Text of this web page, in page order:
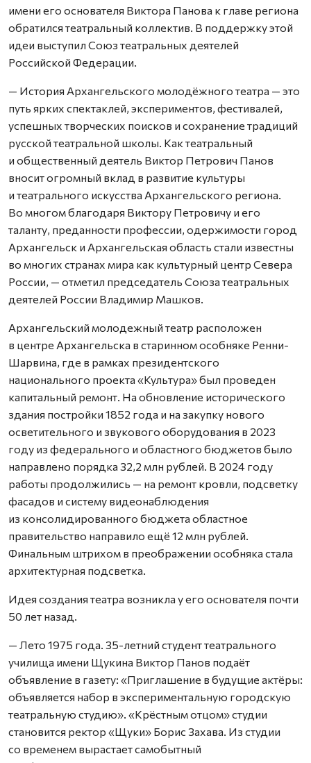
имени его основателя Виктора Панова к главе региона
обратился театральный коллектив. В поддержку этой
идеи выступил Союз театральных деятелей
Российской Федерации.
— История Архангельского молодёжного театра — это
путь ярких спектаклей, экспериментов, фестивалей,
успешных творческих поисков и сохранение традиций
русской театральной школы. Как театральный
и общественный деятель Виктор Петрович Панов
вносит огромный вклад в развитие культуры
и театрального искусства Архангельского региона.
Во многом благодаря Виктору Петровичу и его
таланту, преданности профессии, одержимости город
Архангельск и Архангельская область стали известны
во многих странах мира как культурный центр Севера
России, — отметил председатель Союза театральных
деятелей России Владимир Машков.
Архангельский молодежный театр расположен
в центре Архангельска в старинном особняке Ренни-
Шарвина, где в рамках президентского
национального проекта «Культура» был проведен
капитальный ремонт. На обновление исторического
здания постройки 1852 года и на закупку нового
осветительного и звукового оборудования в 2023
году из федерального и областного бюджетов было
направлено порядка 32,2 млн рублей. В 2024 году
работы продолжились — на ремонт кровли, подсветку
фасадов и систему видеонаблюдения
из консолидированного бюджета областное
правительство направило ещё 12 млн рублей.
Финальным штрихом в преображении особняка стала
архитектурная подсветка.
Идея создания театра возникла у его основателя почти
50 лет назад.
— Лето 1975 года. 35-летний студент театрального
училища имени Щукина Виктор Панов подаёт
объявление в газету: «Приглашение в будущие актёры:
объявляется набор в экспериментальную городскую
театральную студию». «Крёстным отцом» студии
становится ректор «Щуки» Борис Захава. Из студии
со временем вырастает самобытный